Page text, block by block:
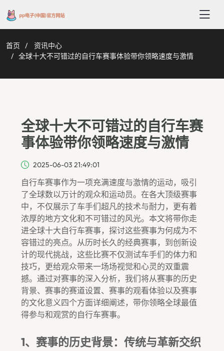
首页
资讯中心
全球十大不可错过的自行车赛事体验带你领略速度与激情
全球十大不可错过的自行车赛
事体验带你领略速度与激情
2025-06-03 21:49:01
自行车赛事作为一项充满速度与激情的运动，吸引
了全球数以万计的观众和运动员。在各大顶级赛事
中，不仅展示了车手们超凡的技术与耐力，更有着
浓厚的地方文化和不可错过的风光。本文将带你走
进全球十大自行车赛事，探讨这些赛事为何成为不
容错过的亮点。从历时长久的经典赛事，到创新设
计的现代挑战，这些比赛不仅测试车手们的体力和
技巧，更给观众带来一场场视觉和心灵的双重震
撼。通过对赛事的深入分析，我们将从赛事的历史
背景、赛事的赛道设置、赛事的观看体验以及赛事
的文化意义四个方面详细阐述，带你领略全球最值
得参与和观赏的自行车赛事。
1、赛事的历史背景：传统与革新交织